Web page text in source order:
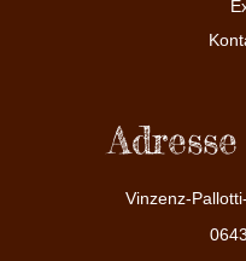
Vinzenz-